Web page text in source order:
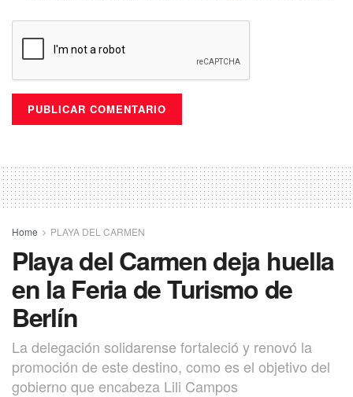
Home PLAYA DEL CARMEN
Playa del Carmen deja huella
en la Feria de Turismo de
Berlín
La delegación solidarense fortaleció y renovó la
promoción de este destino, como es el objetivo del
gobierno que encabeza Lili Campos